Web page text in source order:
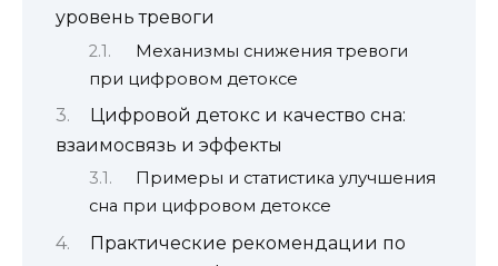
уровень тревоги
Механизмы снижения тревоги
при цифровом детоксе
Цифровой детокс и качество сна:
взаимосвязь и эффекты
Примеры и статистика улучшения
сна при цифровом детоксе
Практические рекомендации по